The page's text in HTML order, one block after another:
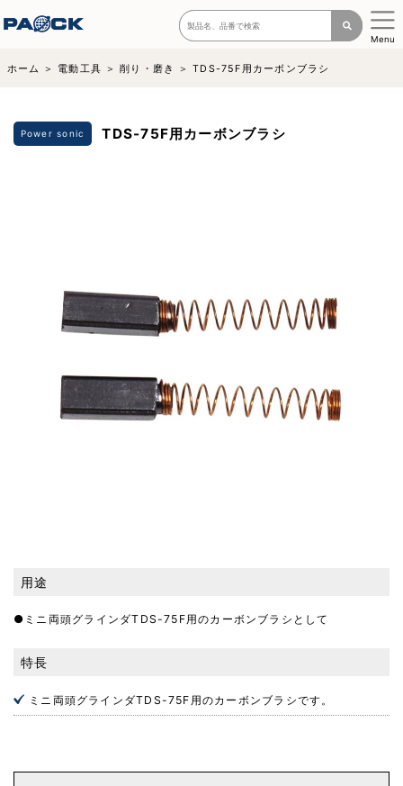
Menu
ホーム 電動工具 削り・磨き TDS-75F用カーボンブラシ
Power sonic TDS-75F用カーボンブラシ
用途
●ミニ両頭グラインダTDS-75F用のカーボンブラシとして
特長
ミニ両頭グラインダTDS-75F用のカーボンブラシです。